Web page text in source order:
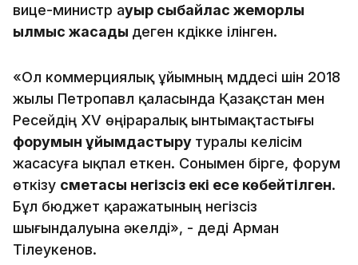
вице-министр ауыр сыбайлас жемқорлық
қылмыс жасады деген күдікке ілінген.
«Ол коммерциялық ұйымның мүддесі үшін 2018
жылы Петропавл қаласында Қазақстан мен
Ресейдің XV өңіраралық ынтымақтастығы
форумын ұйымдастыру туралы келісім
жасасуға ықпал еткен. Сонымен бірге, форум
өткізу сметасы негізсіз екі есе көбейтілген.
Бұл бюджет қаражатының негізсіз
шығындалуына әкелді», - деді Арман
Тілеукенов.